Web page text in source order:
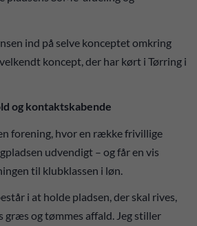
ind på selve konceptet omkring
koncept, der har kørt i Tørring i
og kontaktskabende
forening, hvor en række frivillige
udvendigt – og får en vis
til klubklassen i løn.
i at holde pladsen, der skal rives,
græs og tømmes affald. Jeg stiller